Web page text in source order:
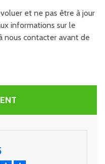
et ne pas être à jour
informations sur le
nous contacter avant de